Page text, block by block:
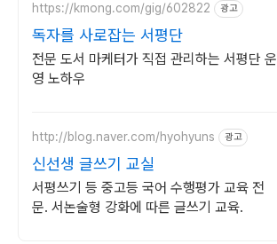
https://kmong.com/gig/602822 광고
독자를 사로잡는 서평단
전문 도서 마케터가 직접 관리하는 서평단 운
영 노하우
http://blog.naver.com/hyohyuns 광고
신선생 글쓰기 교실
서평쓰기 등 중고등 국어 수행평가 교육 전
문. 서논술형 강화에 따른 글쓰기 교육.